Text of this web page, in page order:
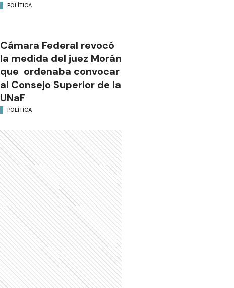
POLÍTICA
Cámara Federal revocó
la medida del juez Morán
que ordenaba convocar
al Consejo Superior de la
UNaF
POLÍTICA